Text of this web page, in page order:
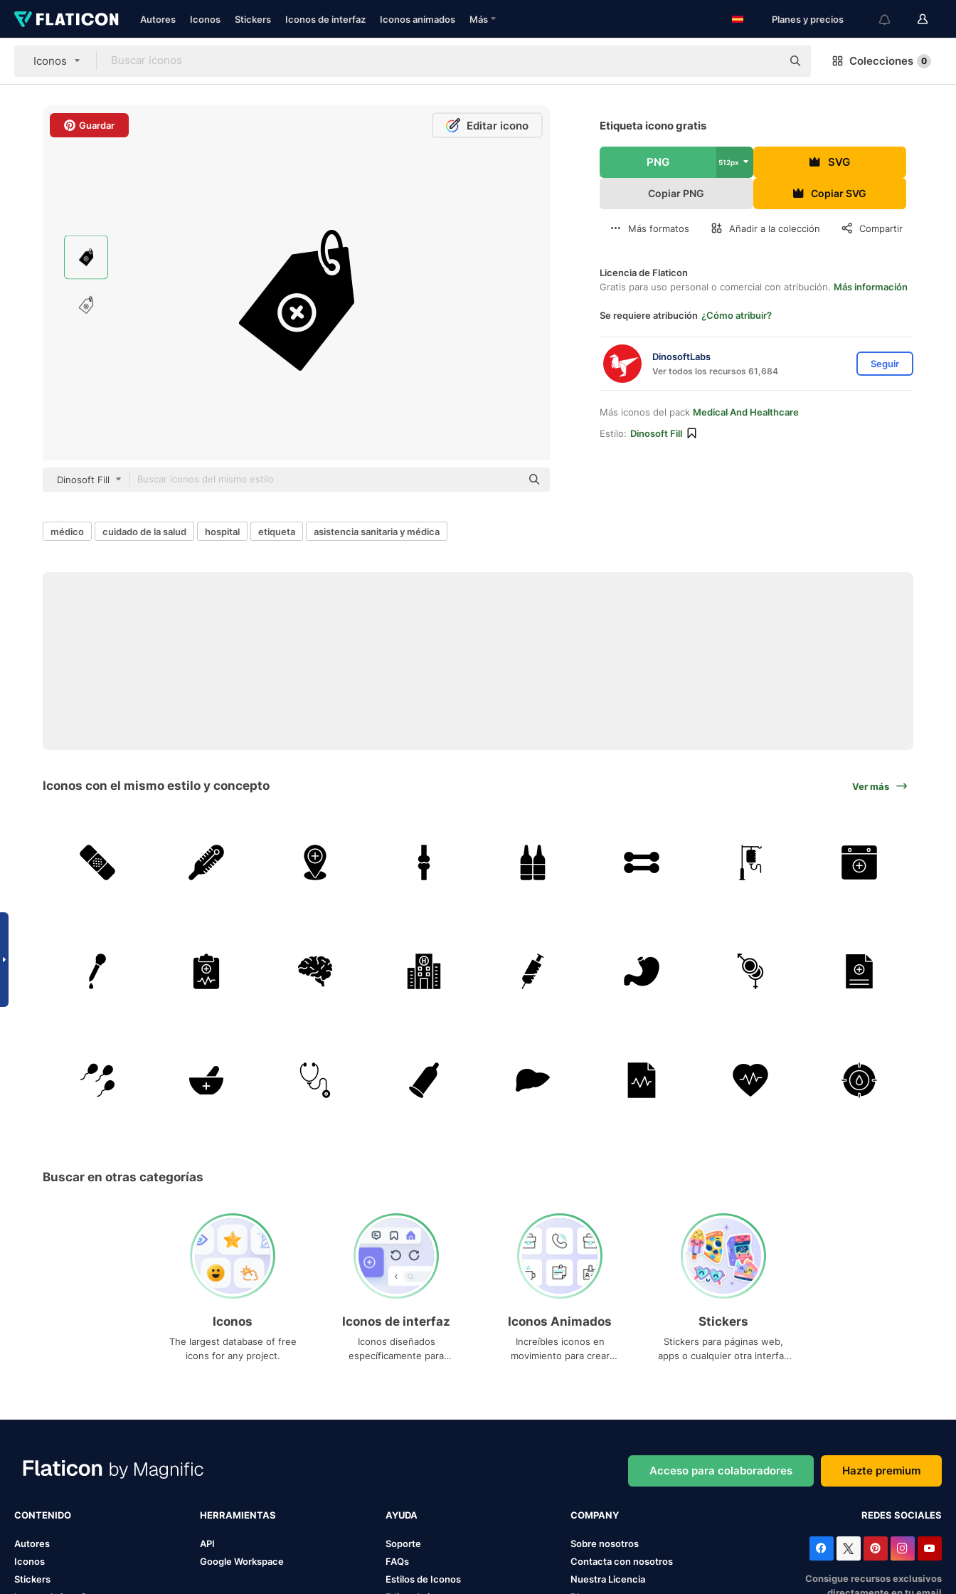
Autores Iconos Stickers Iconos de interfaz Iconos animados Más Planes y precios
Iconos Colecciones 0
Guardar Editar icono
Dinosoft Fill
Etiqueta icono gratis
PNG 512px SVG
Copiar PNG Copiar SVG
Más formatos Añadir a la colección Compartir
Licencia de Flaticon
Gratis para uso personal o comercial con atribución. Más información
Se requiere atribución ¿Cómo atribuir?
DinosoftLabs
Ver todos los recursos 61,684
Seguir
Más iconos del pack Medical And Healthcare
Estilo: Dinosoft Fill
médico cuidado de la salud hospital etiqueta asistencia sanitaria y médica
Iconos con el mismo estilo y concepto Ver más
Buscar en otras categorías
Iconos
The largest database of free
icons for any project.
Iconos de interfaz
Iconos diseñados
específicamente para
Iconos Animados
Increíbles iconos en
movimiento para crear
Stickers
Stickers para páginas web,
apps o cualquier otra interfaz
Acceso para colaboradores Hazte premium
CONTENIDO
Autores
Iconos
Stickers
HERRAMIENTAS
API
Google Workspace
AYUDA
Soporte
FAQs
Estilos de Iconos
COMPANY
Sobre nosotros
Contacta con nosotros
Nuestra Licencia
REDES SOCIALES
Consigue recursos exclusivos